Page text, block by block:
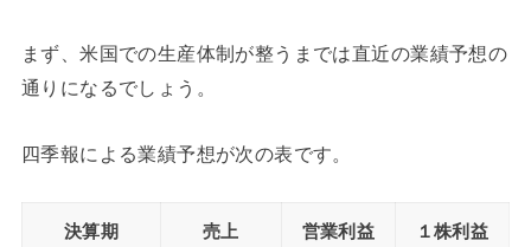
まず、米国での生産体制が整うまでは直近の業績予想の
通りになるでしょう。
四季報による業績予想が次の表です。
決算期 売上 営業利益 １株利益